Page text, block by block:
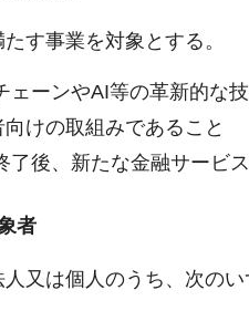
す事業を対象とする。
ェーンやAI等の革新的な
けの取組みであること
了後、新たな金融サービ
者
人又は個人のうち、次のい